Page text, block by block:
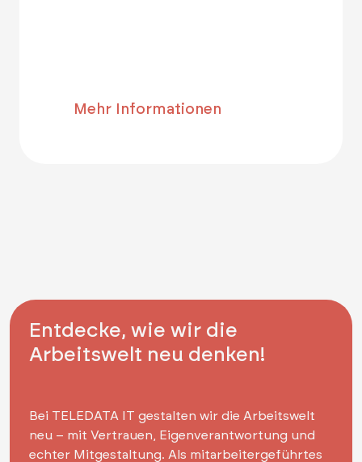
Mehr Informationen
Entdecke, wie wir die
Arbeitswelt neu denken!
Bei TELEDATA IT gestalten wir die Arbeitswelt
neu – mit Vertrauen, Eigenverantwortung und
echter Mitgestaltung. Als mitarbeitergeführtes